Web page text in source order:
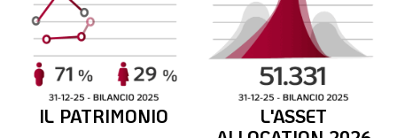
IL PATRIMONIO
L'ASSET